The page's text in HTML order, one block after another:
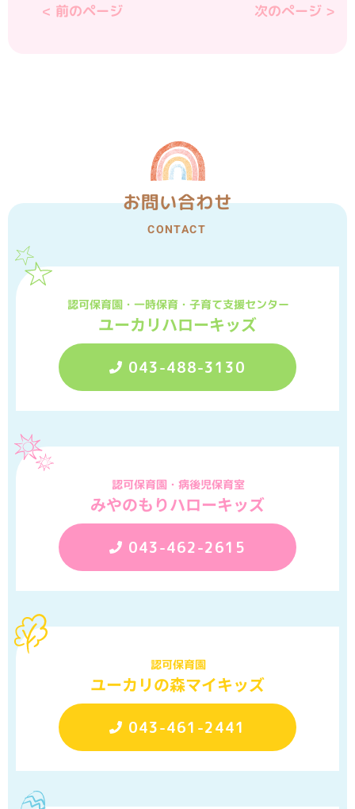
< 前のページ 次のぺージ >
お問い合わせ
CONTACT
認可保育園・一時保育・子育て支援センター
ユーカリハローキッズ
043-488-3130
認可保育園・病後児保育室
みやのもりハローキッズ
043-462-2615
認可保育園
ユーカリの森マイキッズ
043-461-2441